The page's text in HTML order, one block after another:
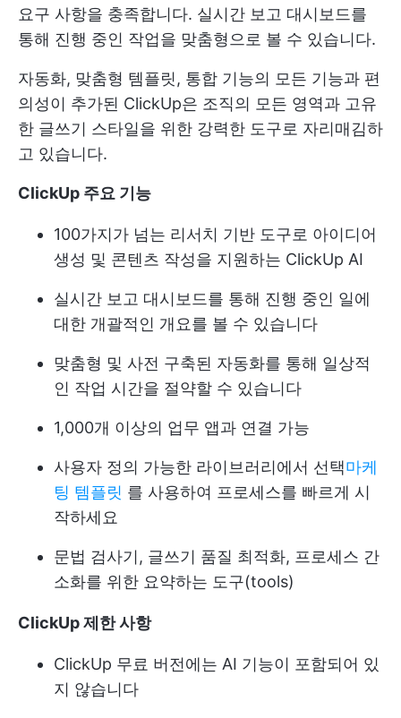
요구 사항을 충족합니다. 실시간 보고 대시보드를
통해 진행 중인 작업을 맞춤형으로 볼 수 있습니다.
자동화, 맞춤형 템플릿, 통합 기능의 모든 기능과 편
의성이 추가된 ClickUp은 조직의 모든 영역과 고유
한 글쓰기 스타일을 위한 강력한 도구로 자리매김하
고 있습니다.
ClickUp 주요 기능
100가지가 넘는 리서치 기반 도구로 아이디어
생성 및 콘텐츠 작성을 지원하는 ClickUp AI
실시간 보고 대시보드를 통해 진행 중인 일에
대한 개괄적인 개요를 볼 수 있습니다
맞춤형 및 사전 구축된 자동화를 통해 일상적
인 작업 시간을 절약할 수 있습니다
1,000개 이상의 업무 앱과 연결 가능
사용자 정의 가능한 라이브러리에서 선택마케
팅 템플릿 를 사용하여 프로세스를 빠르게 시
작하세요
문법 검사기, 글쓰기 품질 최적화, 프로세스 간
소화를 위한 요약하는 도구(tools)
ClickUp 제한 사항
ClickUp 무료 버전에는 AI 기능이 포함되어 있
지 않습니다